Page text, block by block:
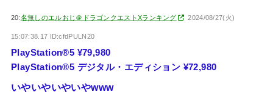
20:名無しのエルおじ＠ドラゴンクエストXランキング 2024/08/27(火)
15:07:38.17 ID:cfdPULN20
PlayStation®5 ¥79,980
PlayStation®5 デジタル・エディション ¥72,980
いやいやいやいやwww